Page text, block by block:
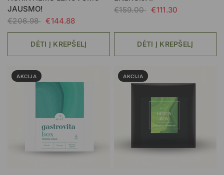
JAUSMO!
€206.98
€144.88
DĖTI Į KREPŠELĮ
€159.00
€111.30
DĖTI Į KREPŠELĮ
AKCIJA AKCIJA